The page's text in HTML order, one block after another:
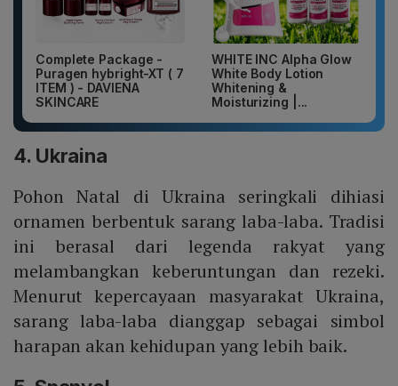
Complete Package -
Puragen hybright-XT ( 7
ITEM ) - DAVIENA
SKINCARE
WHITE INC Alpha Glow
White Body Lotion
Whitening &
Moisturizing |...
4. Ukraina
Pohon Natal di Ukraina seringkali dihiasi
ornamen berbentuk sarang laba-laba. Tradisi
ini berasal dari legenda rakyat yang
melambangkan keberuntungan dan rezeki.
Menurut kepercayaan masyarakat Ukraina,
sarang laba-laba dianggap sebagai simbol
harapan akan kehidupan yang lebih baik.